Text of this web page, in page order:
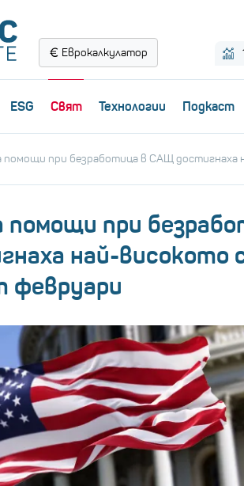
Еврокалкулатор
ESG Свят Технологии Пoдкаст
помощи при безработица в САЩ достигнаха
помощи при
най-високото
февруари